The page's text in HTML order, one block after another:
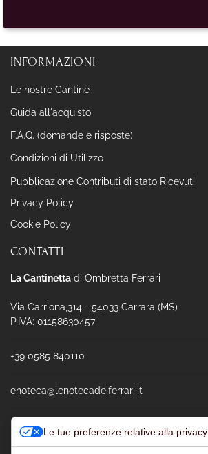
INFORMAZIONI
Le nostre Cantine
Guida all'acquisto
F.A.Q. (domande e risposte)
Condizioni di Utilizzo
Pubblicazione Contributi di stato Ricevuti
Privacy Policy
Cookie Policy
CONTATTI
La Cantinetta di Ombretta Ferrari
Via Carriona,314 - 54033 Carrara (MS)
P.IVA: 01158630457
+39 0585 840110
enoteca@lenotecadeiferrari.it
Le tue preferenze relative alla privacy